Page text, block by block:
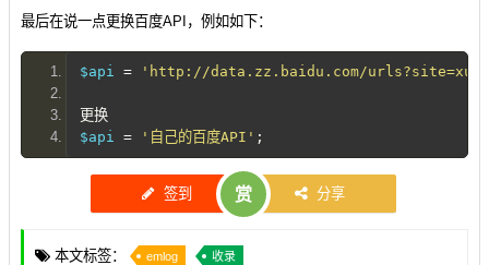
最后在说一点更换百度API，例如如下：
$api = 'http://data.zz.baidu.com/
更换
$api = '自己的百度API' ;
签到 赏 分享
本文标签： emlog 收录